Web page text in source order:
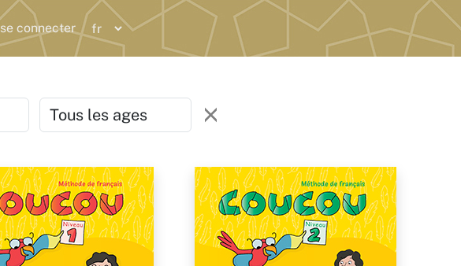
se connecter